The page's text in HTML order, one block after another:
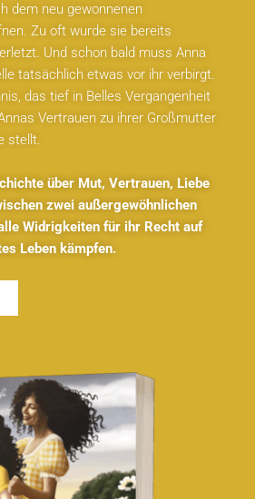
dem neu gewonnenen
Zu oft wurde sie bereits
Und schon bald muss Anna
tatsächlich etwas vor ihr verbirgt.
das tief in Belles Vergangenheit
Vertrauen zu ihrer Großmutter
stellt.
über Mut, Vertrauen, Liebe
zwei außergewöhnlichen
Widrigkeiten für ihr Recht auf
Leben kämpfen.